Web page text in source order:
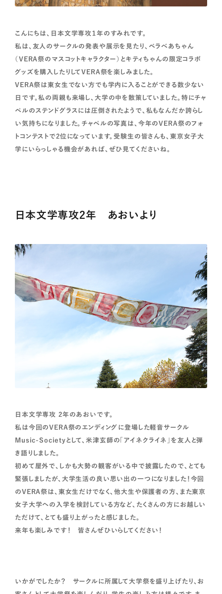
こんにちは、日本文学専攻１年のすみれです。
私は、友人のサークルの発表や展示を見たり、ベラべあちゃん
（VERA祭のマスコットキャラクター）とキティちゃんの限定コラボ
グッズを購入したりしてVERA祭を楽しみました。
VERA祭は東女生でない方でも学内に入ることができる数少ない
日です。私の両親も来場し、大学の中を散策していました。特にチャ
ペルのステンドグラスには圧倒されたようで、私もなんだか誇らし
い気持ちになりました。チャペルの写真は、今年のVERA祭のフォ
トコンテストで2位になっています。受験生の皆さんも、東京女子大
学にいらっしゃる機会があれば、ぜひ見てくださいね。
日本文学専攻2年 あおいより
日本文学専攻 2年のあおいです。
私は今回のVERA祭のエンディングに登場した軽音サークル
Music-Societyとして、米津玄師の「アイネクライネ」を友人と弾
き語りしました。
初めて屋外で、しかも大勢の観客がいる中で披露したので、とても
緊張しましたが、大学生活の良い思い出の一つになりました！今回
のVERA祭は、東女生だけでなく、他大生や保護者の方、また東京
女子大学への入学を検討している方など、たくさんの方にお越しい
ただけて、とても盛り上がったと感じました。
来年も楽しみです！ 皆さんぜひいらしてください！
いかがでしたか？ サークルに所属して大学祭を盛り上げたり、お